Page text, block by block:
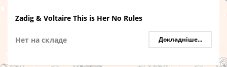
Zadig & Voltaire This is Her No Rules
Нет на складе Докладніше...